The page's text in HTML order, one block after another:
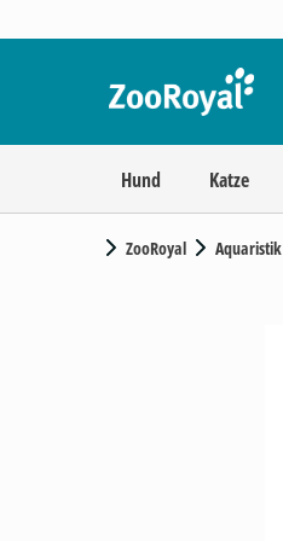
Hund Katze
ZooRoyal Aquaristik